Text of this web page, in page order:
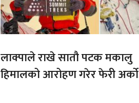
लाक्पाले राखे सातौ पटक मकालु
हिमालको आरोहण गरेर फेरी अर्को